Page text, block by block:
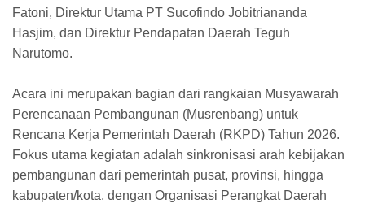
Fatoni, Direktur Utama PT Sucofindo Jobitriananda
Hasjim, dan Direktur Pendapatan Daerah Teguh
Narutomo.
Acara ini merupakan bagian dari rangkaian Musyawarah
Perencanaan Pembangunan (Musrenbang) untuk
Rencana Kerja Pemerintah Daerah (RKPD) Tahun 2026.
Fokus utama kegiatan adalah sinkronisasi arah kebijakan
pembangunan dari pemerintah pusat, provinsi, hingga
kabupaten/kota, dengan Organisasi Perangkat Daerah